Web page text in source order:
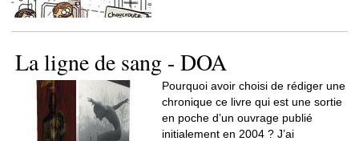
La ligne de sang - DOA
Pourquoi avoir choisi de rédiger une
chronique ce livre qui est une sortie
en poche d’un ouvrage publié
initialement en 2004 ? J’ai